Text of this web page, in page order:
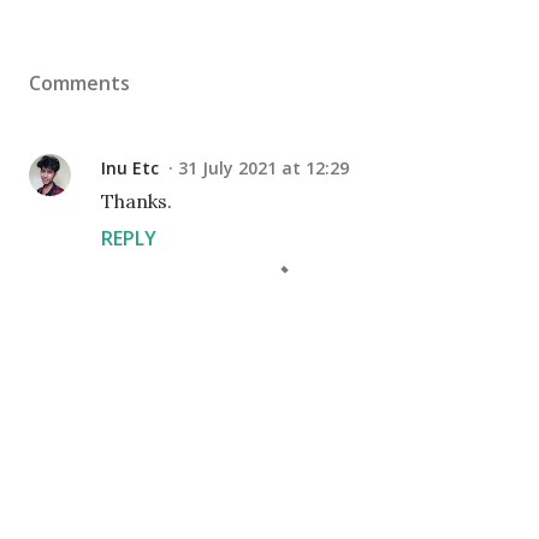
Comments
Inu Etc 31 July 2021 at 12:29
Thanks.
REPLY